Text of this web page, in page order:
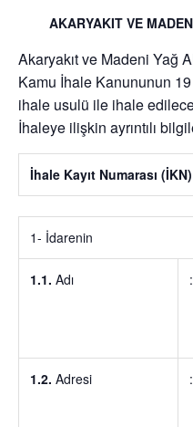
AKARYAKIT VE
Akaryakıt ve Madeni Yağ
Kamu İhale Kanununun
ihale usulü ile ihale
İhaleye ilişkin ayrıntılı
İhale Kayıt Numarası (İKN)
1- İdarenin
1.1. Adı :
1.2. Adresi :